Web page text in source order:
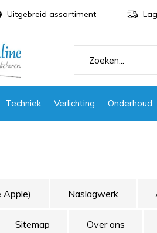
Techniek Verlichting Onderhoud
Uitgebreid assortiment
Apple) Naslagwerk
Sitemap Over ons